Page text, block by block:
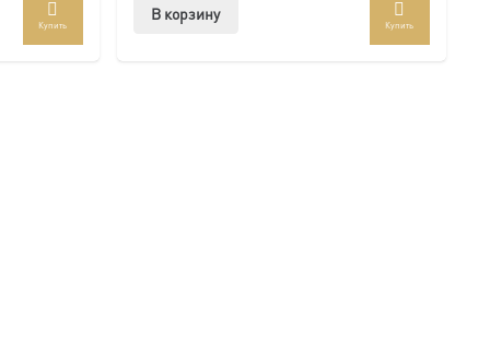
Купить
В корзину
Купить